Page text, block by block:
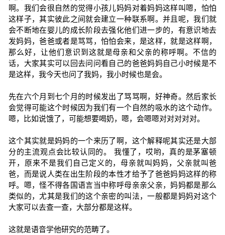
啊。我们会很自然的觉得小孩儿妈妈对着妈妈这样叫嗯，怕怕
这样子，其实彼此之间就会建立一种联系啊。并且呢，我们就
会不断地在婴儿的成长阶段去强化他们进一步的，有意识地去
发妈妈，爸爸或者是骂骂，怕怕会来，是这样，就是这样啊，
那么好，让他们意识到这就是母亲和父亲的称呼啊。不信的
话，大家其实可以回去问问看自己的爸爸妈妈自己小时候是不
是这样，我今天也问了我妈，我小时候也是会。
先在六个月到七个月的时候发出了骂骂啊，好神奇。然后家长
会觉得可能这个时候因为我们有一个自然的吸水的这个动作。
嗯，比如说饿了，可能想要喝奶，嗯，会嗯嗯对对对对对。
这个其实就是妈妈的一个来历了啊，这个解释呢其实还是大部
分的主流观点会比较认同的。 我懂了，哎哟，真的是茅塞顿
开，原来不是我们自己定义的，母亲就叫妈妈，父亲就叫爸
爸，而是说人类在出生阶段的本性才给予了爸爸妈妈这样的称
呼。嗯，怪不得各国语言当中称呼母亲亲父亲，妈妈都是那么
类似的，尤其是我们的这个亲密的叫法，一般都是妈妈对这个
大家可以去查一查，大部分都是这样。
这就是语音学他研究的范畴了。